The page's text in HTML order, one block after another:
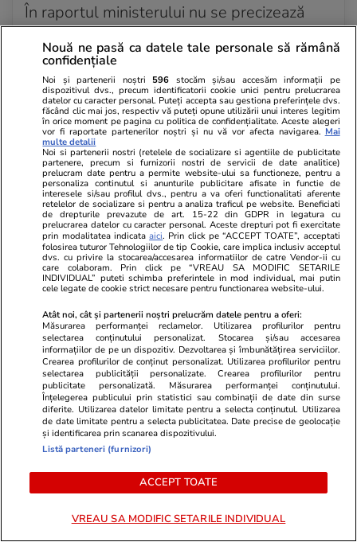
În raportul ministerului nu se precizează
nimic despre atacul dronelor asupra regiunii
Krasnodar și respingerea acestuia, în
condițiile în care comandamentul
operațional al teritoriului a afirmat că mai
multe drone au fost doborâte deasupra a
trei districte ale regiunii.
Un turn de telefonie mobilă a fost avariat
de resturile căzute.
6 iul. 2024 - Acum 2 ani
Belgorod și ținutului Krasnodar.
Pagubele anunțate de autoritățile
locale
Atacurile cu dronă care au vizat, noaptea
trecută, orașul Shebekino din regiunea rusă
Belgorod, au avariat mai multe clădiri,
vehicule și o instalație industrială, o
persoană fiind rănită, a afirmat guvernatorul
Viacheslav Gladkov. În Krasnodar, au izbunit
incendii la două depozite de petrol, iar un
Nouă ne pasă ca datele tale personale să rămână
confidențiale
Noi și partenerii noștri 596 stocăm și/sau accesăm informații pe
dispozitivul dvs., precum identificatorii cookie unici pentru prelucrarea
datelor cu caracter personal. Puteți accepta sau gestiona preferințele dvs.
făcând clic mai jos, respectiv vă puteți opune utilizării unui interes legitim
în orice moment pe pagina cu politica de confidențialitate. Aceste alegeri
vor fi raportate partenerilor noștri și nu vă vor afecta navigarea. Mai
multe detalii
Noi si partenerii nostri (retelele de socializare si agentiile de publicitate
partenere, precum si furnizorii nostri de servicii de date analitice)
prelucram date pentru a permite website-ului sa functioneze, pentru a
personaliza continutul si anunturile publicitare afisate in functie de
interesele si/sau profilul dvs., pentru a va oferi functionalitati aferente
retelelor de socializare si pentru a analiza traficul pe website. Beneficiati
de drepturile prevazute de art. 15-22 din GDPR in legatura cu
prelucrarea datelor cu caracter personal. Aceste drepturi pot fi exercitate
prin modalitatea indicataaici. Prin click pe “ACCEPT TOATE”, acceptati
folosirea tuturor Tehnologiilor de tip Cookie, care implica inclusiv acceptul
dvs. cu privire la stocarea/accesarea informatiilor de catre Vendor-ii cu
care colaboram. Prin click pe “VREAU SA MODIFIC SETARILE
INDIVIDUAL” puteti schimba preferintele in mod individual, mai putin
cele legate de cookie strict necesare pentru functionarea website-ului.
Atât noi, cât și partenerii noștri prelucrăm datele pentru a oferi:
Măsurarea performanței reclamelor. Utilizarea profilurilor pentru
selectarea conținutului personalizat. Stocarea și/sau accesarea
informațiilor de pe un dispozitiv. Dezvoltarea și îmbunătățirea serviciilor.
Crearea profilurilor de conținut personalizat. Utilizarea profilurilor pentru
selectarea publicității personalizate. Crearea profilurilor pentru
publicitate personalizată. Măsurarea performanței conținutului.
Înțelegerea publicului prin statistici sau combinații de date din surse
diferite. Utilizarea datelor limitate pentru a selecta conținutul. Utilizarea
de date limitate pentru a selecta publicitatea. Date precise de geolocație
și identificarea prin scanarea dispozitivului.
Listă parteneri (furnizori)
ACCEPT TOATE
VREAU SA MODIFIC SETARILE INDIVIDUAL